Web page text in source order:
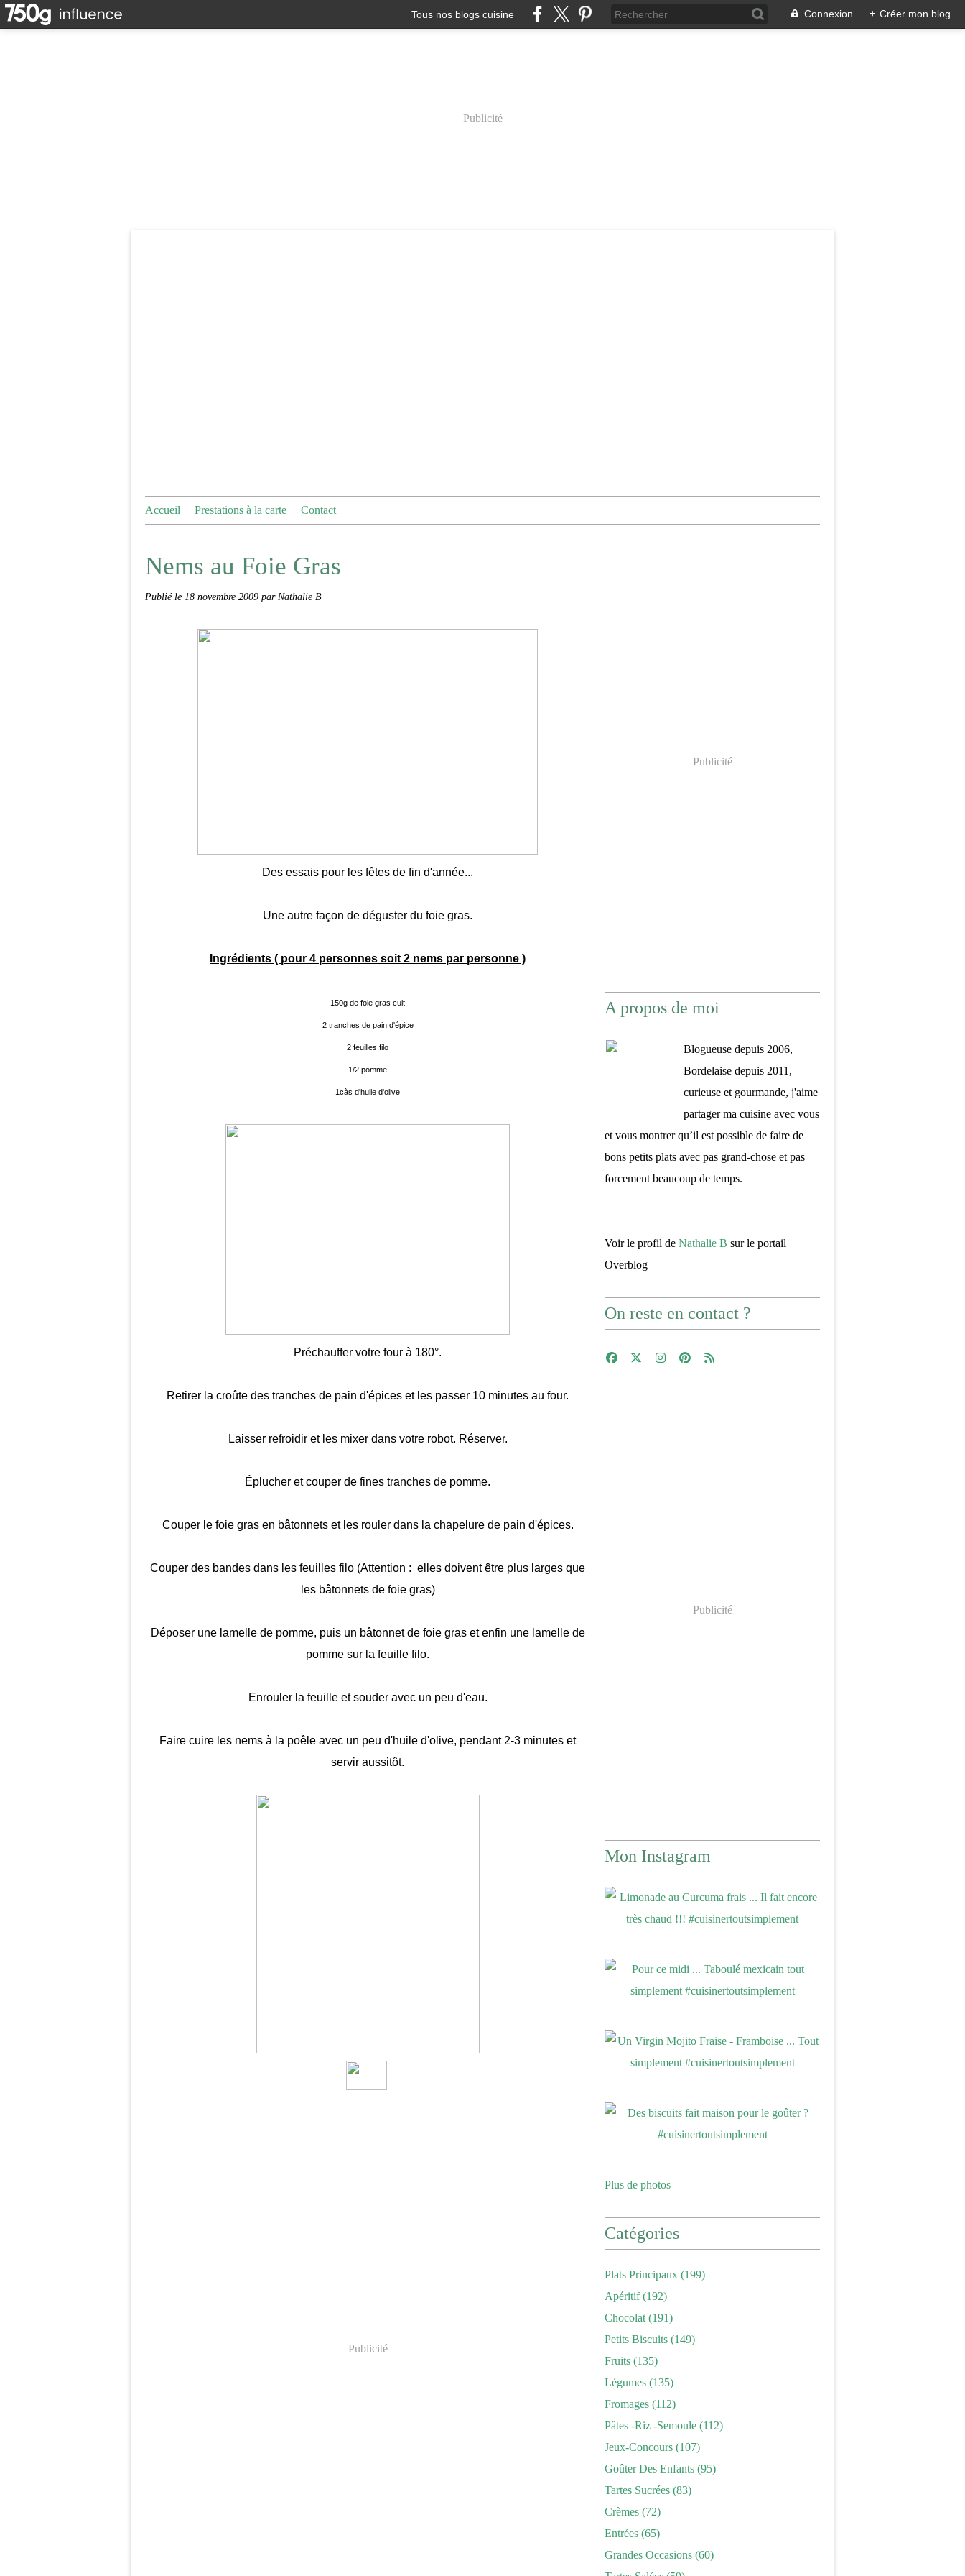
Tous nos blogs cuisine Connexion + Créer mon blog
Publicité
Accueil Prestations à la carte Contact
Nems au Foie Gras
Publié le 18 novembre 2009 par Nathalie B
Des essais pour les fêtes de fin d'année...
Une autre façon de déguster du foie gras.
Ingrédients ( pour 4 personnes soit 2 nems par personne )
150g de foie gras cuit
2 tranches de pain d'épice
2 feuilles filo
1/2 pomme
1càs d'huile d'olive
Préchauffer votre four à 180°.
Retirer la croûte des tranches de pain d'épices et les passer 10 minutes au four.
Laisser refroidir et les mixer dans votre robot. Réserver.
Éplucher et couper de fines tranches de pomme.
Couper le foie gras en bâtonnets et les rouler dans la chapelure de pain d'épices.
Couper des bandes dans les feuilles filo (Attention : elles doivent être plus larges que
les bâtonnets de foie gras)
Déposer une lamelle de pomme, puis un bâtonnet de foie gras et enfin une lamelle de
pomme sur la feuille filo.
Enrouler la feuille et souder avec un peu d'eau.
Faire cuire les nems à la poêle avec un peu d'huile d'olive, pendant 2-3 minutes et
servir aussitôt.
Publicité
Publicité
A propos de moi
Blogueuse depuis 2006,
Bordelaise depuis 2011,
curieuse et gourmande, j'aime
partager ma cuisine avec vous
et vous montrer qu’il est possible de faire de
bons petits plats avec pas grand-chose et pas
forcement beaucoup de temps.
Voir le profil de Nathalie B sur le portail
Overblog
On reste en contact ?
Publicité
Mon Instagram
Plus de photos
Catégories
Plats Principaux (199)
Apéritif(192)
Chocolat (191)
Petits Biscuits (149)
Fruits (135)
Légumes (135)
Fromages (112)
Pâtes -riz -semoule (112)
Jeux-Concours (107)
Goûter Des Enfants (95)
Tartes Sucrées (83)
Crèmes (72)
Entrées (65)
Grandes Occasions (60)